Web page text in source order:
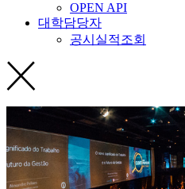
OPEN API
대학담당자
공시실적조회